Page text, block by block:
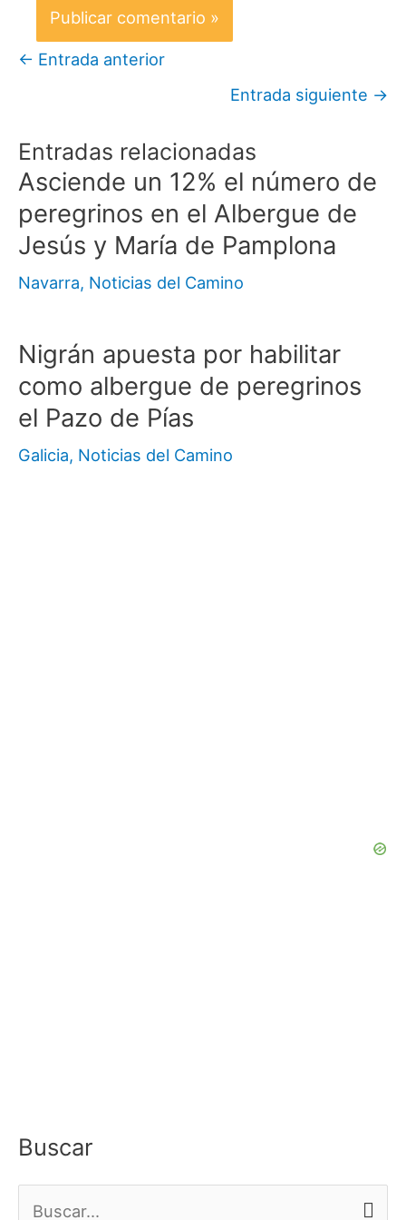
← Entrada anterior
Entrada siguiente →
Entradas relacionadas
Asciende un 12% el número de
peregrinos en el Albergue de
Jesús y María de Pamplona
Navarra, Noticias del Camino
Nigrán apuesta por habilitar
como albergue de peregrinos
el Pazo de Pías
Galicia, Noticias del Camino
Buscar